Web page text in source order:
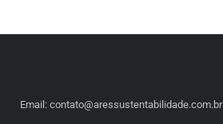
Email: contato@aressustentabilidade.com.br